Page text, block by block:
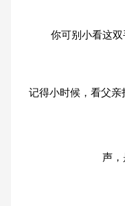
你可别小看这双
记得小时候，看父亲
声，